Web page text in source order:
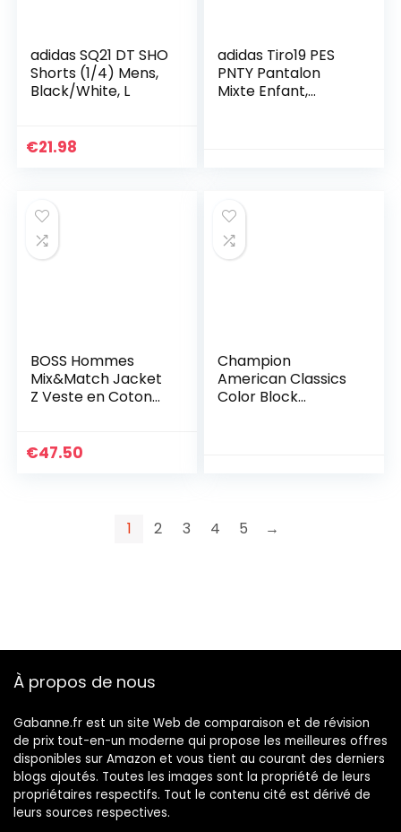
adidas SQ21 DT SHO
Shorts (1/4) Mens,
Black/White, L
€21.98
adidas Tiro19 PES
PNTY Pantalon
Mixte Enfant,
BOSS Hommes
Mix&Match Jacket
Z Veste en Coton
€47.50
Champion
American Classics
Color Block
1 2 3 4 5 →
À propos de nous
Gabanne.fr est un site Web de comparaison et de révision
de prix tout-en-un moderne qui propose les meilleures offres
disponibles sur Amazon et vous tient au courant des derniers
blogs ajoutés. Toutes les images sont la propriété de leurs
propriétaires respectifs. Tout le contenu cité est dérivé de
leurs sources respectives.